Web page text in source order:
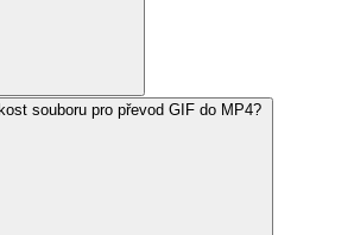
souboru pro převod GIF do MP4?